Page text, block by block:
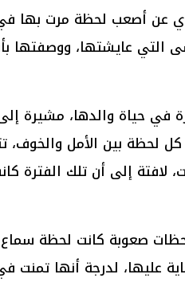
عن أصعب لحظة مرت بها
التي عايشتها، ووصفتها
في حياة والدها، مشيرة
لحظة بين الأمل والخوف،
إلى أن تلك الفترة
صعوبة كانت لحظة سماع
عليها، لدرجة أنها تمنت